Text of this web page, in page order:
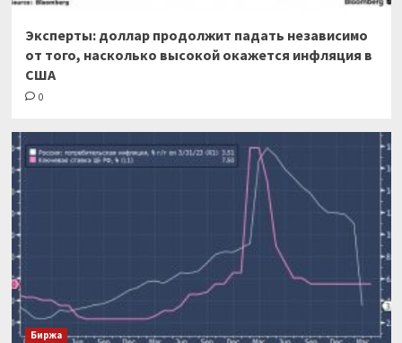
Эксперты: доллар продолжит падать независимо
от того, насколько высокой окажется инфляция в
США
0
Биржа